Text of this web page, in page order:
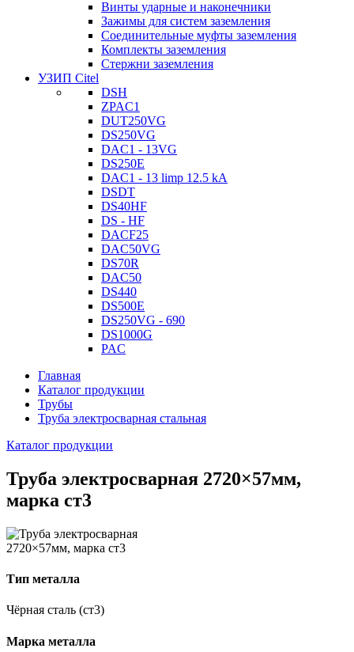
Винты ударные и наконечники
Зажимы для систем заземления
Соединительные муфты заземления
Комплекты заземления
Стержни заземления
УЗИП Citel
DSH
ZPAC1
DUT250VG
DS250VG
DAC1 - 13VG
DS250E
DAC1 - 13 limp 12.5 kA
DSDT
DS40HF
DS - HF
DACF25
DAC50VG
DS70R
DAC50
DS440
DS500E
DS250VG - 690
DS1000G
PAC
Главная
Каталог продукции
Трубы
Труба электросварная стальная
Каталог продукции
Труба электросварная 2720×57мм,
марка ст3
Тип металла
Чёрная сталь (ст3)
Марка металла